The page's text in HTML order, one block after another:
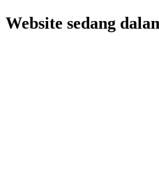
Website sedang